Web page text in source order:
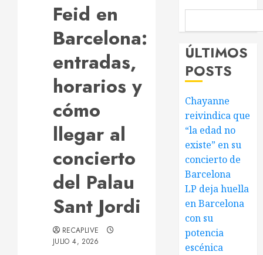
Feid en
Barcelona:
entradas,
horarios y
cómo
llegar al
concierto
del Palau
Sant Jordi
RECAPLIVE
JULIO 4, 2026
ÚLTIMOS
POSTS
Chayanne
reivindica que
“la edad no
existe” en su
concierto de
Barcelona
LP deja huella
en Barcelona
con su
potencia
escénica